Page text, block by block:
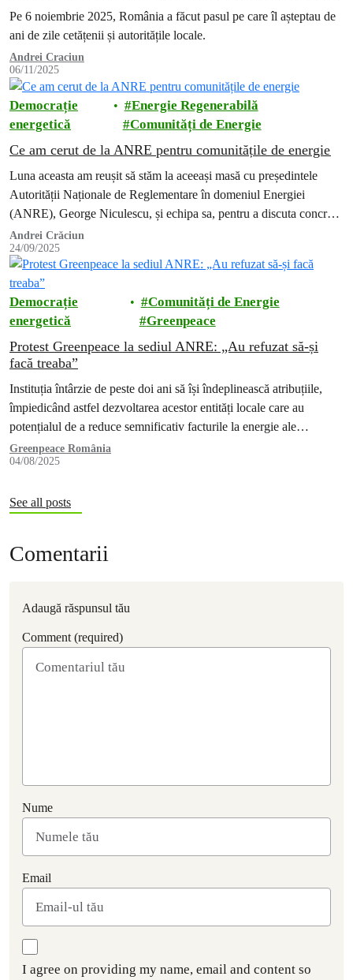
Pe 6 noiembrie 2025, România a făcut pasul pe care îl așteptau de
ani de zile cetățenii și autoritățile locale.
Andrei Craciun
06/11/2025
Democrație
energetică
Energie Regenerabilă
Comunități de Energie
Ce am cerut de la ANRE pentru comunitățile de energie
Luna aceasta am reușit să stăm la aceeași masă cu președintele
Autorității Naționale de Reglementare în domeniul Energiei
(ANRE), George Niculescu, și echipa sa, pentru a discuta concret
ce trebuie făcut astfel încât românii să se poată organiza în
comunități de energie.
Andrei Crăciun
24/09/2025
Democrație
energetică
Comunități de Energie
Greenpeace
Protest Greenpeace la sediul ANRE: „Au refuzat să-și
facă treaba”
Instituția întârzie de peste doi ani să își îndeplinească atribuțiile,
împiedicând astfel dezvoltarea acestor entități locale care au
potențialul de a reduce semnificativ facturile la energie ale
românilor.
Greenpeace România
04/08/2025
See all posts
Comentarii
Adaugă răspunsul tău
Comment (required)
Nume
Email
I agree on providing my name, email and content so